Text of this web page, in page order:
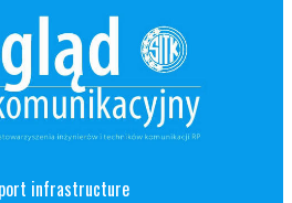
infrastructure